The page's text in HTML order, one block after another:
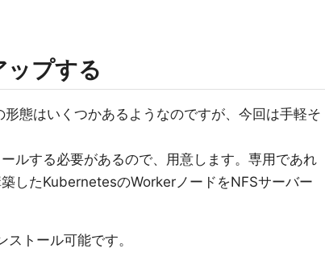
ップする
態はいくつかあるようなのですが、今回は手軽そ
ルする必要があるので、用意します。専用であれ
したKubernetesのWorkerノードをNFSサーバー
トール可能です。